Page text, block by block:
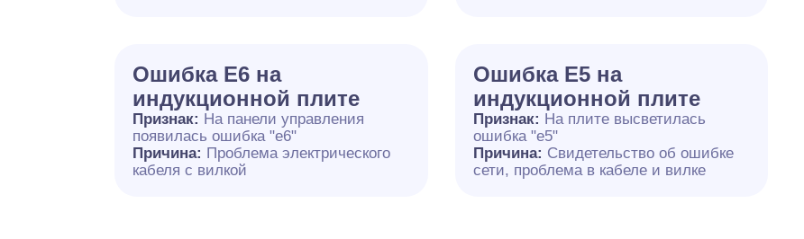
Ошибка E6 на
индукционной плите
Признак: На панели управления
появилась ошибка "e6"
Причина: Проблема электрического
кабеля с вилкой
Ошибка Е5 на
индукционной плите
Признак: На плите высветилась
ошибка "е5"
Причина: Свидетельство об ошибке
сети, проблема в кабеле и вилке